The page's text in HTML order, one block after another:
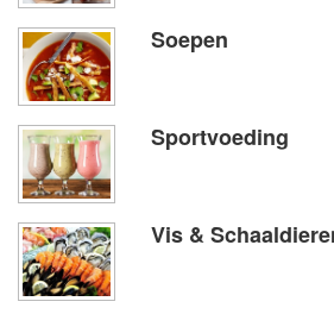
Soepen
Sportvoeding
Vis &